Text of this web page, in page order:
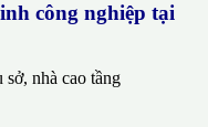
công nghiệp tại
nhà cao tầng